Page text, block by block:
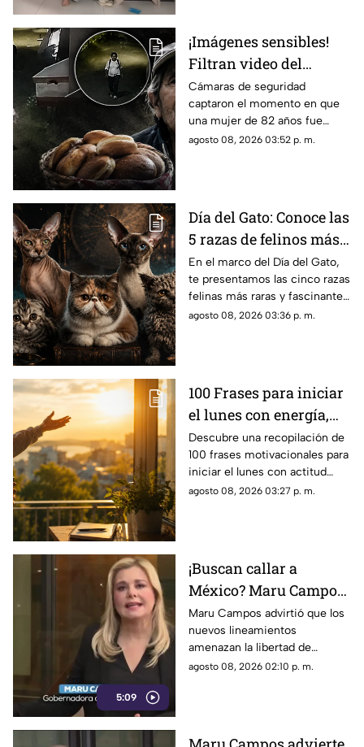
¡Imágenes sensibles!
Filtran video del
asesinato de abuelita
vendedora de cemitas
en Puebla: le robaron
unos pesos
Cámaras de seguridad
captaron el momento en que
una mujer de 82 años fue
asesinada al regresar de
agosto 08, 2026 03:52 p. m.
Día del Gato: Conoce las
5 razas de felinos más
raras del mundo
En el marco del Día del Gato,
te presentamos las cinco razas
felinas más raras y fascinantes
del planeta por sus singulares
agosto 08, 2026 03:36 p. m.
100 Frases para iniciar
el lunes con energía,
motivación y éxito
Descubre una recopilación de
100 frases motivacionales para
iniciar el lunes con actitud
positiva, superar la rutina y
agosto 08, 2026 03:27 p. m.
5:09
¡Buscan callar a
México? Maru Campos
rechaza regulaciones
que amenazan la
libertad de expresión y
sancionan a la prensa
Maru Campos advirtió que los
nuevos lineamientos
amenazan la libertad de
expresión al permitir al poder
agosto 08, 2026 02:10 p. m.